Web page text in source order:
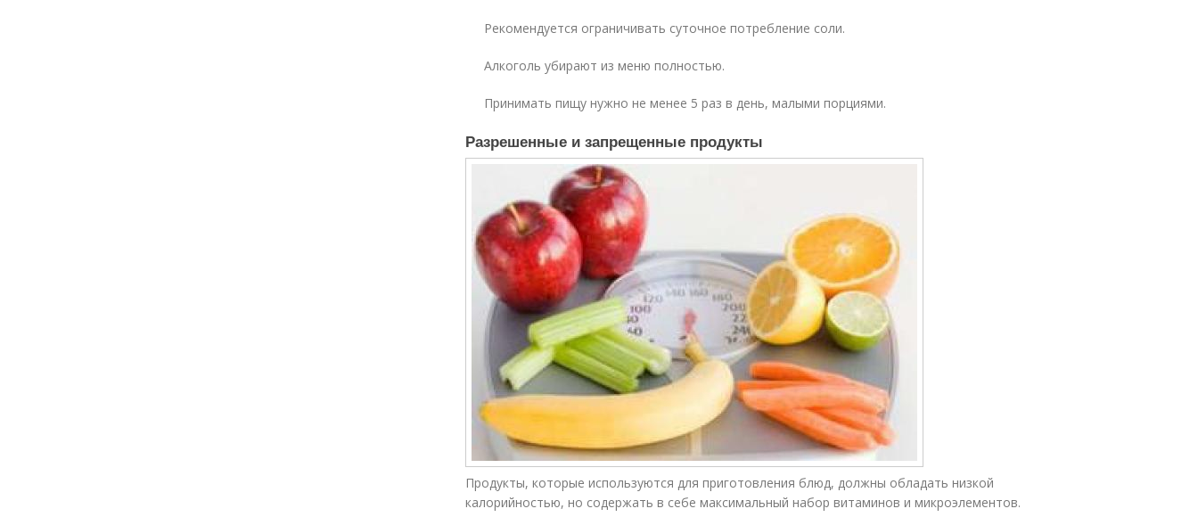
Рекомендуется ограничивать суточное потребление соли.
Алкоголь убирают из меню полностью.
Принимать пищу нужно не менее 5 раз в день, малыми порциями.
Разрешенные и запрещенные продукты
Продукты, которые используются для приготовления блюд, должны обладать низкой
калорийностью, но содержать в себе максимальный набор витаминов и микроэлементов.